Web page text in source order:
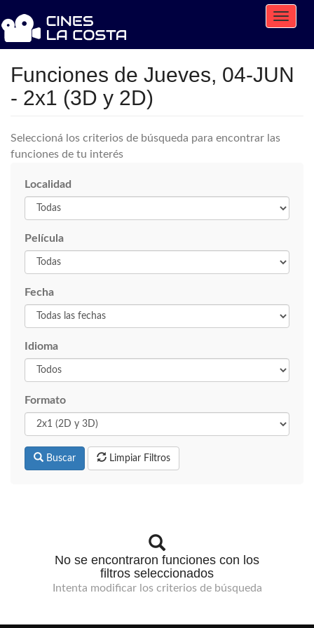
Toggle
Funciones de Jueves, 04-JUN
- 2x1 (3D y 2D)
Seleccioná los criterios de búsqueda para encontrar las
funciones de tu interés
Localidad
Película
Fecha
Idioma
Formato
Buscar Limpiar Filtros
No se encontraron funciones con los
filtros seleccionados
Intenta modificar los criterios de búsqueda